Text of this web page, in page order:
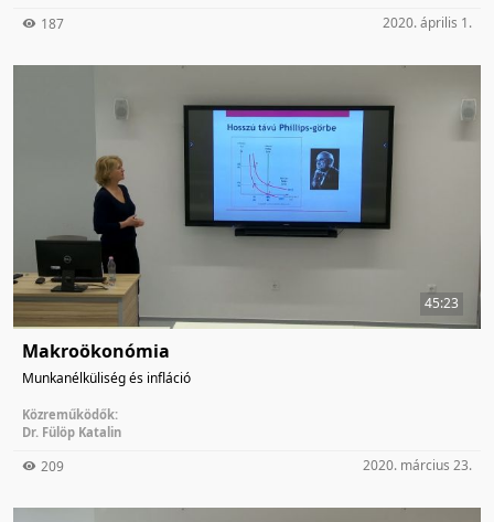
187 2020. április 1.
45:23
Makroökonómia
Munkanélküliség és infláció
Közreműködők:
Dr. Fülöp Katalin
209 2020. március 23.